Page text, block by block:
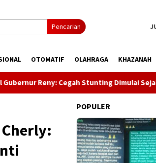
Pencarian
OTOMATIF OLAHRAGA KHAZANAH
Cegah Stunting Dimulai Sejak Pra Nikah
POPULER